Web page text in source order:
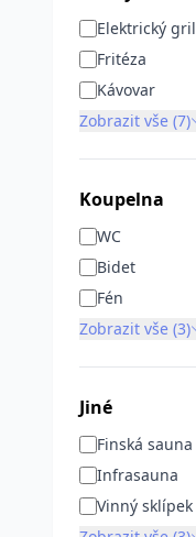
Elektrický gril
Fritéza
Kávovar
Zobrazit vše (7)
Koupelna
WC
Bidet
Fén
Zobrazit vše (3)
Jiné
Finská sauna
Infrasauna
Vinný sklípek